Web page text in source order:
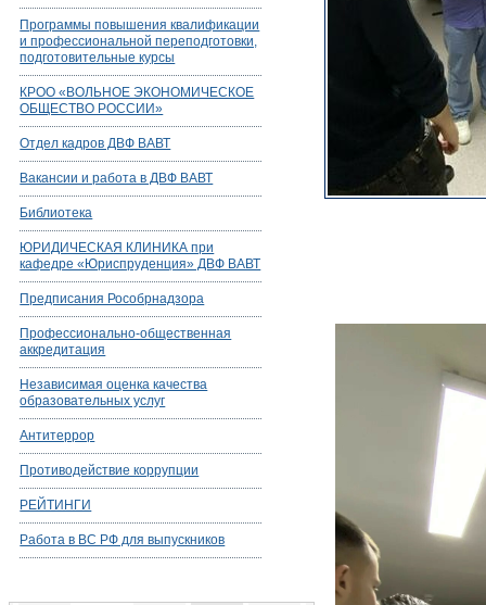
Программы повышения квалификации
и профессиональной переподготовки,
подготовительные курсы
КРОО «ВОЛЬНОЕ ЭКОНОМИЧЕСКОЕ
ОБЩЕСТВО РОССИИ»
Отдел кадров ДВФ ВАВТ
Вакансии и работа в ДВФ ВАВТ
Библиотека
ЮРИДИЧЕСКАЯ КЛИНИКА при
кафедре «Юриспруденция» ДВФ ВАВТ
Предписания Рособрнадзора
Профессионально-общественная
аккредитация
Независимая оценка качества
образовательных услуг
Антитеррор
Противодействие коррупции
РЕЙТИНГИ
Работа в ВС РФ для выпускников